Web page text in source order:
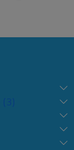
(3)